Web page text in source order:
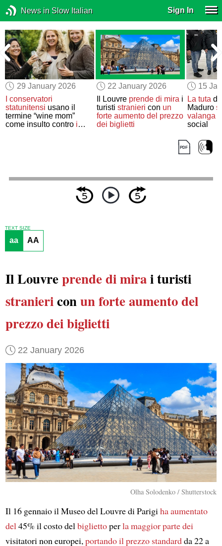
News in Slow Italian Sign In
29 January 2026
I conservatori
statunitensi usano il
termine “wine mom”
come insulto contro i
22 January 2026
Il Louvre prende di mirai
turisti stranieri con un
forte aumento del prezzo
dei biglietti
15
La tutadi
Maduro
valanga
social
TEXT SIZE
aa AA
Il Louvreprende di mirai turisti
straniericonun forte aumento del
prezzo dei biglietti
22 January 2026
Olha Solodenko / Shutterstock
Il 16 gennaio il Museo del Louvre di Parigi ha aumentato
del 45% il costo del bigliettoperla maggior parte dei
visitatori non europei, portando il prezzo standardda 22 a